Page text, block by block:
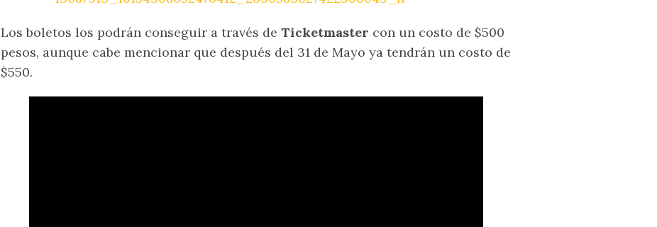
Los boletos los podrán conseguir a través de Ticketmaster con un costo de $500
pesos, aunque cabe mencionar que después del 31 de Mayo ya tendrán un costo de
$550.